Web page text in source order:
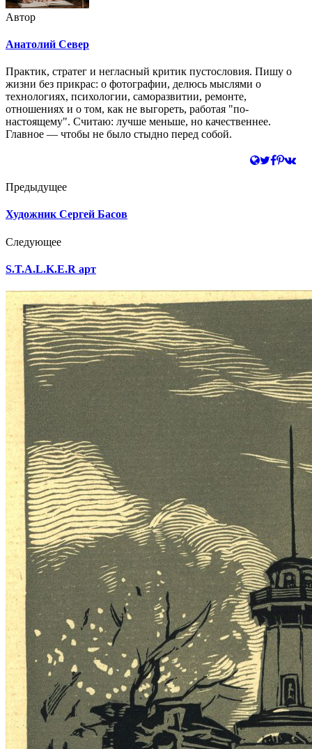
Автор
Анатолий Север
Практик, стратег и негласный критик пустословия. Пишу о
жизни без прикрас: о фотографии, делюсь мыслями о
технологиях, психологии, саморазвитии, ремонте,
отношениях и о том, как не выгореть, работая "по-
настоящему". Считаю: лучше меньше, но качественнее.
Главное — чтобы не было стыдно перед собой.
Предыдущее
Художник Сергей Басов
Следующее
S.T.A.L.K.E.R арт